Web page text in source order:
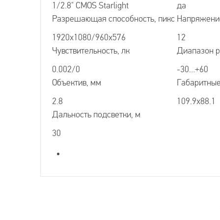
1/2.8" CMOS Starlight
да
Разрешающая способность, пикс
1920х1080/960х576
12
Чувствительность, лк
0.002/0
Диапазон
-30…+60
Объектив, мм
2.8
109.9х88.1
Дальность подсветки, м
30
HD